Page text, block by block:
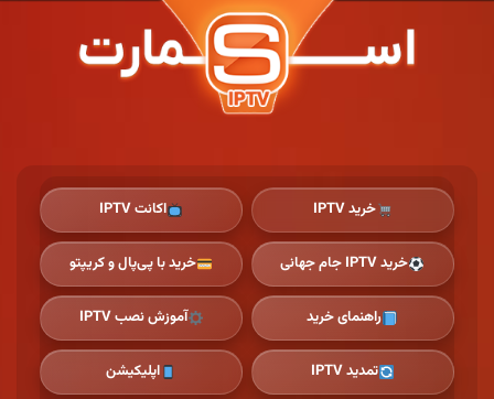
خرید IPTV اکانت IPTV
خرید IPTV جام جهانی خرید با پی‌پال و کریپتو
راهنمای خرید آموزش نصب IPTV
تمدید IPTV اپلیکیشن